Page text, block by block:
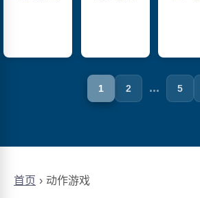
首页 动作游戏
1 2 ... 5